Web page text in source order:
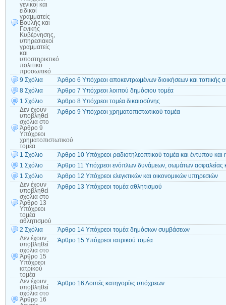
γενικοί και
ειδικοί
γραμματείς
Βουλής και
Γενικής
Κυβέρνησης,
υπηρεσιακοί
γραμματείς
και
υποστηρικτικό
πολιτικό
προσωπικό
9 Σχόλια
Άρθρο 6 Υπόχρεοι αποκεντρωμένων διοικήσεων και τοπικής
8 Σχόλια
Άρθρο 7 Υπόχρεοι λοιπού δημόσιου τομέα
1 Σχόλιο
Άρθρο 8 Υπόχρεοι τομέα δικαιοσύνης
Δεν έχουν
υποβληθεί
σχόλια στο
Άρθρο 9
Υπόχρεοι
χρηματοπιστωτικού
τομέα
Άρθρο 9 Υπόχρεοι χρηματοπιστωτικού τομέα
1 Σχόλιο
Άρθρο 10 Υπόχρεοι ραδιοτηλεοπτικού τομέα και έντυπου και
1 Σχόλιο
Άρθρο 11 Υπόχρεοι ενόπλων δυνάμεων, σωμάτων ασφαλείας
1 Σχόλιο
Άρθρο 12 Υπόχρεοι ελεγκτικών και οικονομικών υπηρεσιών
Δεν έχουν
υποβληθεί
σχόλια στο
Άρθρο 13
Υπόχρεοι
τομέα
αθλητισμού
Άρθρο 13 Υπόχρεοι τομέα αθλητισμού
2 Σχόλια
Άρθρο 14 Υπόχρεοι τομέα δημόσιων συμβάσεων
Δεν έχουν
υποβληθεί
σχόλια στο
Άρθρο 15
Υπόχρεοι
ιατρικού
τομέα
Άρθρο 15 Υπόχρεοι ιατρικού τομέα
Δεν έχουν
υποβληθεί
σχόλια στο
Άρθρο 16
Άρθρο 16 Λοιπές κατηγορίες υπόχρεων